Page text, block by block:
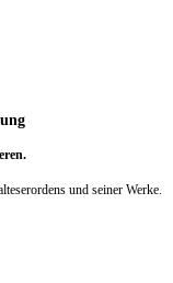
und seiner Werke.